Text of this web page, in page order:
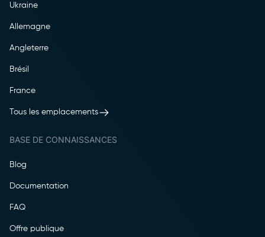
Ukraine
Allemagne
Angleterre
Brésil
France
Tous les emplacements
BASE DE CONNAISSANCES
Blog
Documentation
FAQ
Offre publique